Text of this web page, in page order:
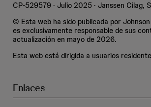
CP-529579 · Julio 2025 · Janssen Cilag,
© Esta web ha sido publicada por
es exclusivamente responsable de sus
actualización en mayo de 2026.
Esta web está dirigida a usuarios
Enlaces